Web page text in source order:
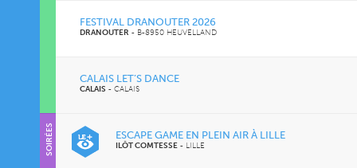
FESTIVAL DRANOUTER 2026
DRANOUTER - B-8950 HEUVELLAND
CALAIS LET’S DANCE
CALAIS - CALAIS
ESCAPE GAME EN PLEIN AIR À LILLE
ILÔT COMTESSE - LILLE
SOIRÉES